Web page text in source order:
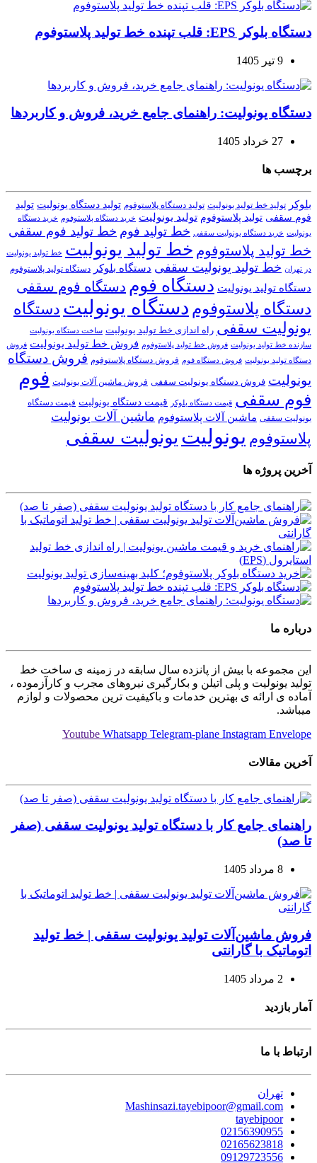
دستگاه بلوکر EPS: قلب تپنده خط تولید پلاستوفوم
9 تیر 1405
دستگاه یونولیت: راهنمای جامع خرید، فروش و کاربردها
27 خرداد 1405
برچسب ها
بلوکر تولید خط تولید یونولیت تولید دستگاه پلاستوفوم تولید دستگاه یونولیت تولید
فوم سقفی تولید پلاستوفوم تولید یونولیت خرید دستگاه پلاستوفوم خرید دستگاه
یونولیت خرید دستگاه یونولیت سقفی خط تولید فوم خط تولید فوم سقفی
خط تولید پلاستوفوم خط تولید یونولیت خط تولید یونولیت
در تهران خط تولید یونولیت سقفی دستگاه بلوکر دستگاه تولید پلاستوفوم
دستگاه تولید یونولیت دستگاه فوم دستگاه فوم سقفی
دستگاه پلاستوفوم دستگاه یونولیت دستگاه
یونولیت سقفی راه اندازی خط تولید یونولیت ساخت دستگاه یونولیت
سازنده خط تولید یونولیت فروش خط تولید پلاستوفوم فروش خط تولید یونولیت فروش
دستگاه تولید یونولیت فروش دستگاه فوم فروش دستگاه پلاستوفوم فروش دستگاه
یونولیت فروش دستگاه یونولیت سقفی فروش ماشین آلات یونولیت فوم
فوم سقفی قیمت دستگاه بلوکر قیمت دستگاه یونولیت قیمت دستگاه
یونولیت سقفی ماشین آلات پلاستوفوم ماشین آلات یونولیت
پلاستوفوم یونولیت یونولیت سقفی
آخرین پروژه ها
درباره ما
این مجموعه با بیش از پانزده سال سابقه در زمینه ی ساخت خط
تولید یونولیت و پلی اتیلن و بکارگیری نیروهای مجرب و کارآزموده ،
آماده ی ارائه ی بهترین خدمات و باکیفیت ترین محصولات و لوازم
میباشد.
Youtube Whatsapp Telegram-plane Instagram Envelope
آخرین مقالات
راهنمای جامع کار با دستگاه تولید یونولیت سقفی (صفر
تا صد)
8 مرداد 1405
فروش ماشین‌آلات تولید یونولیت سقفی | خط تولید
اتوماتیک با گارانتی
2 مرداد 1405
آمار بازدید
ارتباط با ما
تهران
Mashinsazi.tayebipoor@gmail.com
tayebipoor
02156390955
02165623818
09129723556